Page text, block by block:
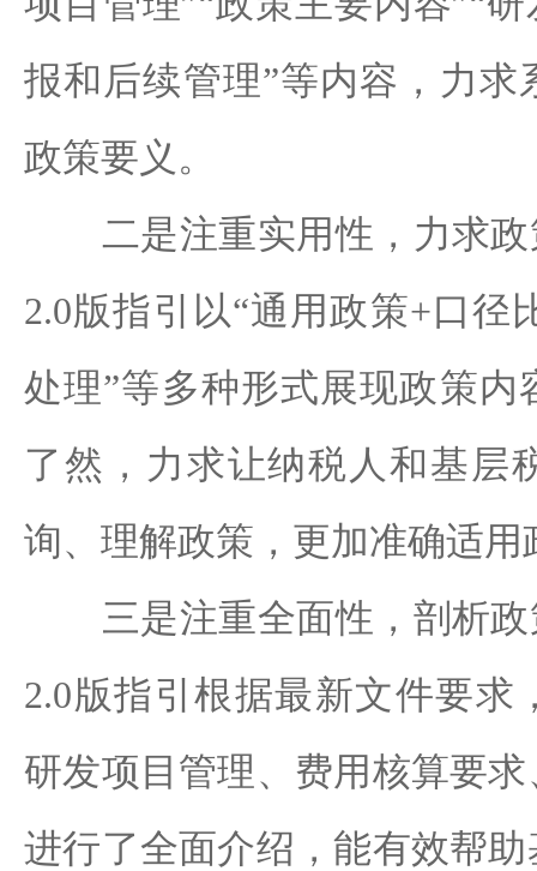
报和后续管理”等内容，力求
政策要义。
二是注重实用性，力求政
2.0版指引以“通用政策+口径
处理”等多种形式展现政策内
了然，力求让纳税人和基层
询、理解政策，更加准确适用
三是注重全面性，剖析政
2.0版指引根据最新文件要求
研发项目管理、费用核算要
进行了全面介绍，能有效帮